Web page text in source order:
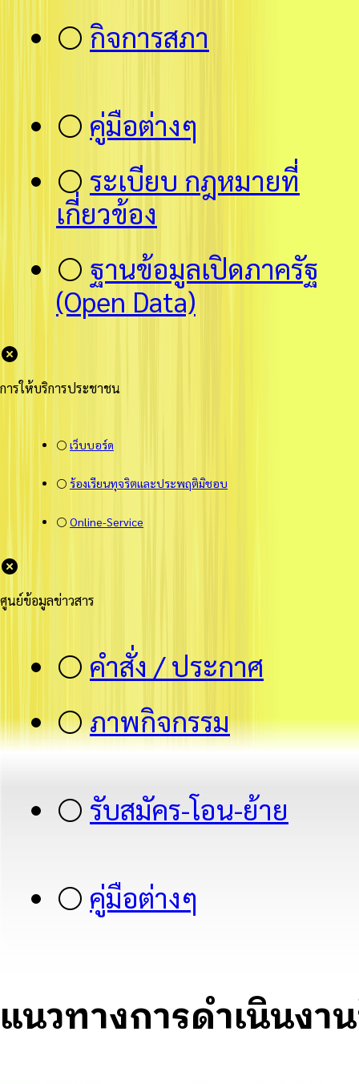
⚪ กิจการสภา
⚪ คู่มือต่างๆ
⚪ ระเบียบ กฎหมายที่
เกี่ยวข้อง
⚪ ฐานข้อมูลเปิดภาครัฐ
(Open Data)
การให้บริการประชาชน
⚪ เว็บบอร์ด
⚪ ร้องเรียนทุจริตและประพฤติมิชอบ
⚪ Online-Service
ศูนย์ข้อมูลข่าวสาร
⚪ คำสั่ง / ประกาศ
⚪ภาพกิจกรรม
⚪ รับสมัคร-โอน-ย้าย
⚪ คู่มือต่างๆ
แนวทางการดำเนินง